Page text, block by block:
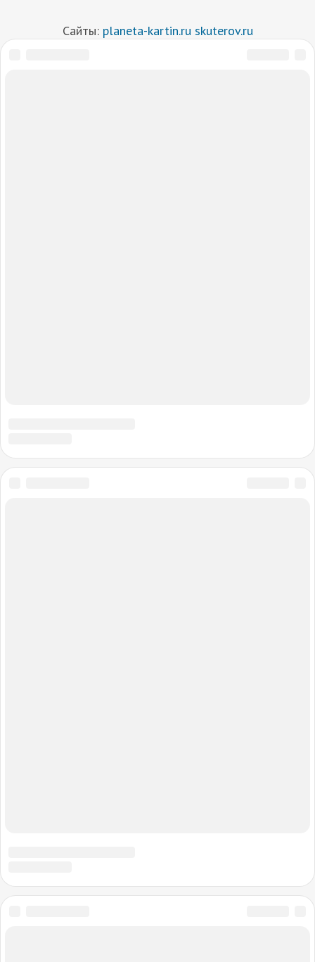
Сайты: planeta-kartin.ru skuterov.ru